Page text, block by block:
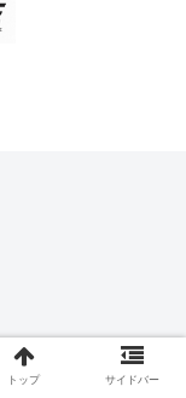
トップ サイドバー